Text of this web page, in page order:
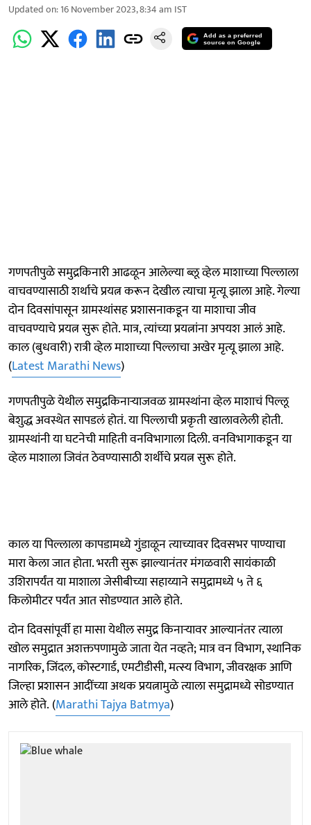
Updated on:16 November 2023, 8:34 am IST
Add as a preferred
source on Google
गणपतीपुळे समुद्रकिनारी आढळून आलेल्या ब्लू व्हेल माशाच्या पिल्लाला
वाचवण्यासाठी शर्थाचे प्रयत्न करून देखील त्याचा मृत्यू झाला आहे. गेल्या
दोन दिवसांपासून ग्रामस्थांसह प्रशासनाकडून या माशाचा जीव
वाचवण्याचे प्रयत्न सुरू होते. मात्र, त्यांच्या प्रयत्नांना अपयश आलं आहे.
काल (बुधवारी) रात्री व्हेल माशाच्या पिल्लाचा अखेर मृत्यू झाला आहे.
(Latest Marathi News)
गणपतीपुळे येथील समुद्रकिनाऱ्याजवळ ग्रामस्थांना व्हेल माशाचं पिल्लू
बेशुद्ध अवस्थेत सापडलं होतं. या पिल्लाची प्रकृती खालावलेली होती.
ग्रामस्थांनी या घटनेची माहिती वनविभागाला दिली. वनविभागाकडून या
व्हेल माशाला जिवंत ठेवण्यासाठी शर्थीचे प्रयत्न सुरू होते.
काल या पिल्लाला कापडामध्ये गुंडाळून त्याच्यावर दिवसभर पाण्याचा
मारा केला जात होता. भरती सुरू झाल्यानंतर मंगळवारी सायंकाळी
उशिरापर्यंत या माशाला जेसीबीच्या सहाय्याने समुद्रामध्ये ५ ते ६
किलोमीटर पर्यंत आत सोडण्यात आले होते.
दोन दिवसांपूर्वी हा मासा येथील समुद्र किनाऱ्यावर आल्यानंतर त्याला
खोल समुद्रात अशक्तपणामुळे जाता येत नव्हते; मात्र वन विभाग, स्थानिक
नागरिक, जिंदल, कोस्टगार्ड, एमटीडीसी, मत्स्य विभाग, जीवरक्षक आणि
जिल्हा प्रशासन आदींच्या अथक प्रयत्नामुळे त्याला समुद्रामध्ये सोडण्यात
आले होते. (Marathi Tajya Batmya)